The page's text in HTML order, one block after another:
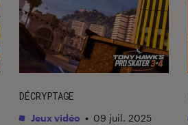
DÉCRYPTAGE
Jeux vidéo • 09 juil. 2025